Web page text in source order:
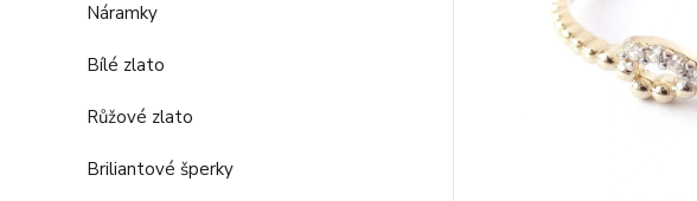
Náramky
Bílé zlato
Růžové zlato
Briliantové šperky